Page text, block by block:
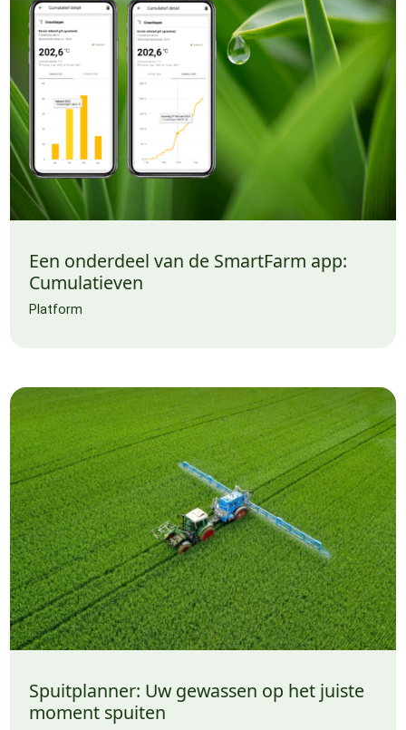
Een onderdeel van de SmartFarm app:
Cumulatieven
Platform
Spuitplanner: Uw gewassen op het juiste
moment spuiten